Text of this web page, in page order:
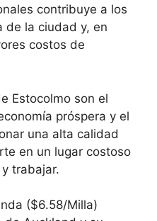
contribuye a los
de la ciudad y, en
costos de
Estocolmo son el
próspera y el
una alta calidad
en un lugar costoso
trabajar.
($6.58/Milla)